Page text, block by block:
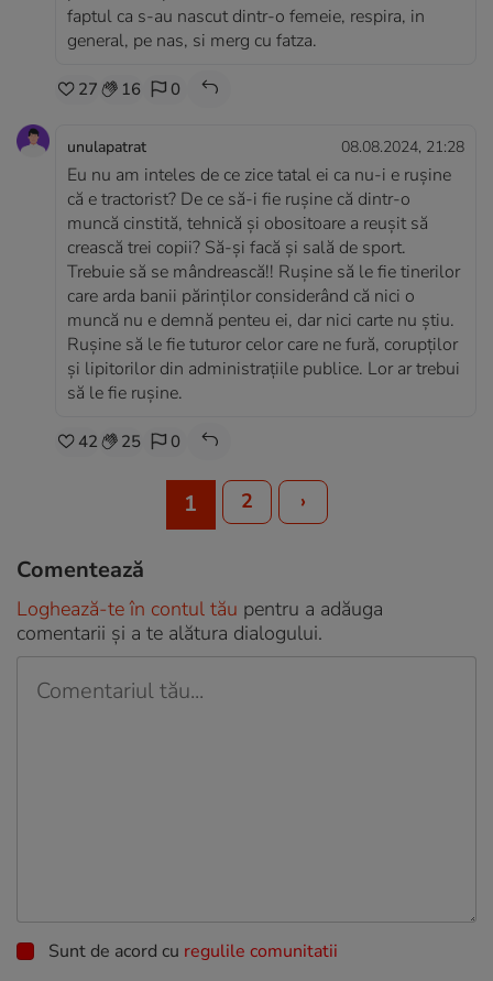
faptul ca s-au nascut dintr-o femeie, respira, in
general, pe nas, si merg cu fatza.
27 16 0
unulapatrat 08.08.2024, 21:28
Eu nu am inteles de ce zice tatal ei ca nu-i e rușine
că e tractorist? De ce să-i fie rușine că dintr-o
muncă cinstită, tehnică și obositoare a reușit să
crească trei copii? Să-și facă și sală de sport.
Trebuie să se mândrească!! Rușine să le fie tinerilor
care arda banii părinților considerând că nici o
muncă nu e demnă penteu ei, dar nici carte nu știu.
Rușine să le fie tuturor celor care ne fură, corupților
și lipitorilor din administrațiile publice. Lor ar trebui
să le fie rușine.
42 25 0
1 2 ›
Comentează
Loghează-te în contul tău pentru a adăuga
comentarii și a te alătura dialogului.
Sunt de acord cu regulile comunitatii